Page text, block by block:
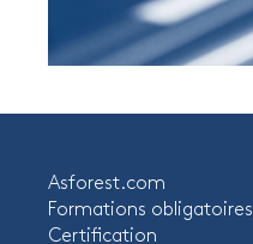
Asforest.com
Formations obligatoires
Certification